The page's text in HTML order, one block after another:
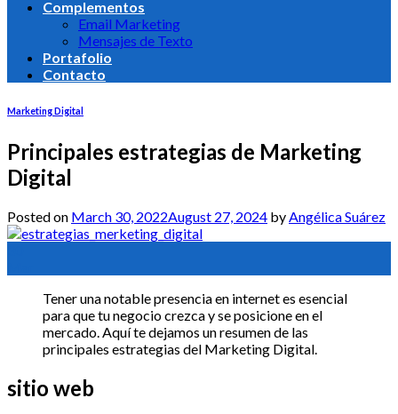
Complementos
Email Marketing
Mensajes de Texto
Portafolio
Contacto
Marketing Digital
Principales estrategias de Marketing
Digital
Posted on March 30, 2022August 27, 2024 by Angélica Suárez
Tener una notable presencia en internet es esencial
para que tu negocio crezca y se posicione en el
mercado. Aquí te dejamos un resumen de las
principales estrategias del Marketing Digital.
sitio web